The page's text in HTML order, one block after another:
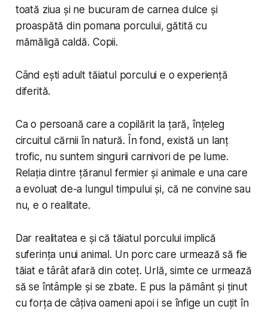
toată ziua și ne bucuram de carnea dulce și
proaspătă din pomana porcului, gătită cu
mămăligă caldă. Copii.
Când ești adult tăiatul porcului e o experiență
diferită.
Ca o persoană care a copilărit la țară, înțeleg
circuitul cărnii în natură. În fond, există un lanț
trofic, nu suntem singurii carnivori de pe lume.
Relația dintre țăranul fermier și animale e una care
a evoluat de-a lungul timpului și, că ne convine sau
nu, e o realitate.
Dar realitatea e și că tăiatul porcului implică
suferința unui animal. Un porc care urmează să fie
tăiat e târât afară din coteț. Urlă, simte ce urmează
să se întâmple și se zbate. E pus la pământ și ținut
cu forța de câțiva oameni apoi i se înfige un cuțit în